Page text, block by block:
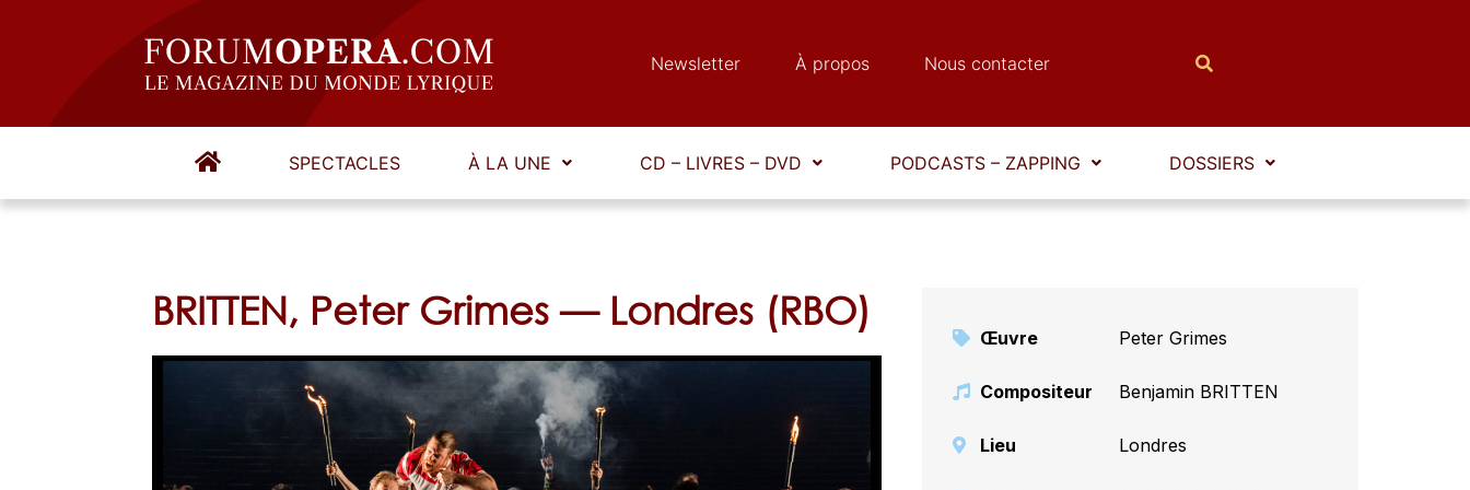
Newsletter À propos Nous contacter
SPECTACLES À LA UNE CD – LIVRES – DVD PODCASTS – ZAPPING DOSSIERS
BRITTEN, Peter Grimes — Londres (RBO)
Œuvre Peter Grimes
Compositeur Benjamin BRITTEN
Lieu Londres